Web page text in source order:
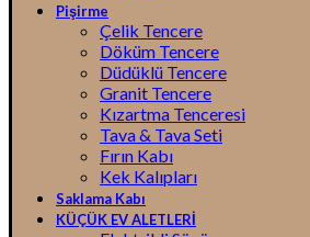
Pişirme
Çelik Tencere
Döküm Tencere
Düdüklü Tencere
Granit Tencere
Kızartma Tenceresi
Tava & Tava Seti
Fırın Kabı
Kek Kalıpları
Saklama Kabı
KÜÇÜK EV ALETLERİ